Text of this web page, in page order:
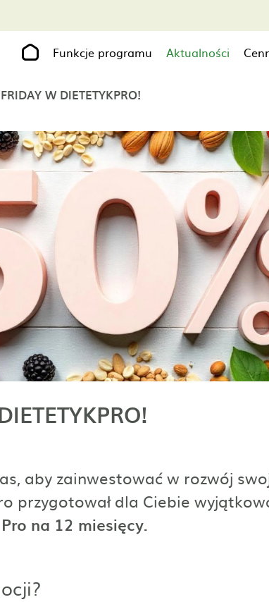
Funkcje programu Aktualności
W DIETETYKPRO!
aby zainwestować w rozwój
przygotował dla Ciebie
na 12 miesięcy.